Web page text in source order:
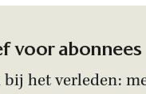
voor abonnees
het verleden: